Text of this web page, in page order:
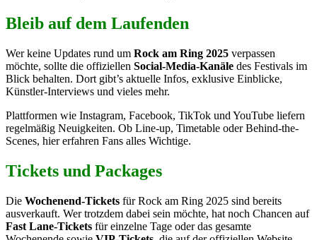
Bleib auf dem Laufenden
Wer keine Updates rund um Rock am Ring 2025 verpassen
möchte, sollte die offiziellen Social-Media-Kanäle des Festivals im
Blick behalten. Dort gibt’s aktuelle Infos, exklusive Einblicke,
Künstler-Interviews und vieles mehr.
Plattformen wie Instagram, Facebook, TikTok und YouTube liefern
regelmäßig Neuigkeiten. Ob Line-up, Timetable oder Behind-the-
Scenes, hier erfahren Fans alles Wichtige.
Tickets und Packages
Die Wochenend-Tickets für Rock am Ring 2025 sind bereits
ausverkauft. Wer trotzdem dabei sein möchte, hat noch Chancen auf
Fast Lane-Tickets für einzelne Tage oder das gesamte